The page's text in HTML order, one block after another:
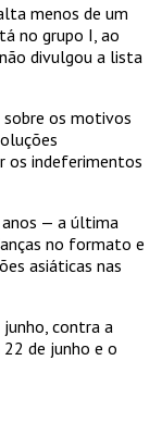
menos de um
no grupo I, ao
divulgou a lista
os motivos
os indeferimentos
anos — a última
no formato e
asiáticas nas
contra a
de junho e o